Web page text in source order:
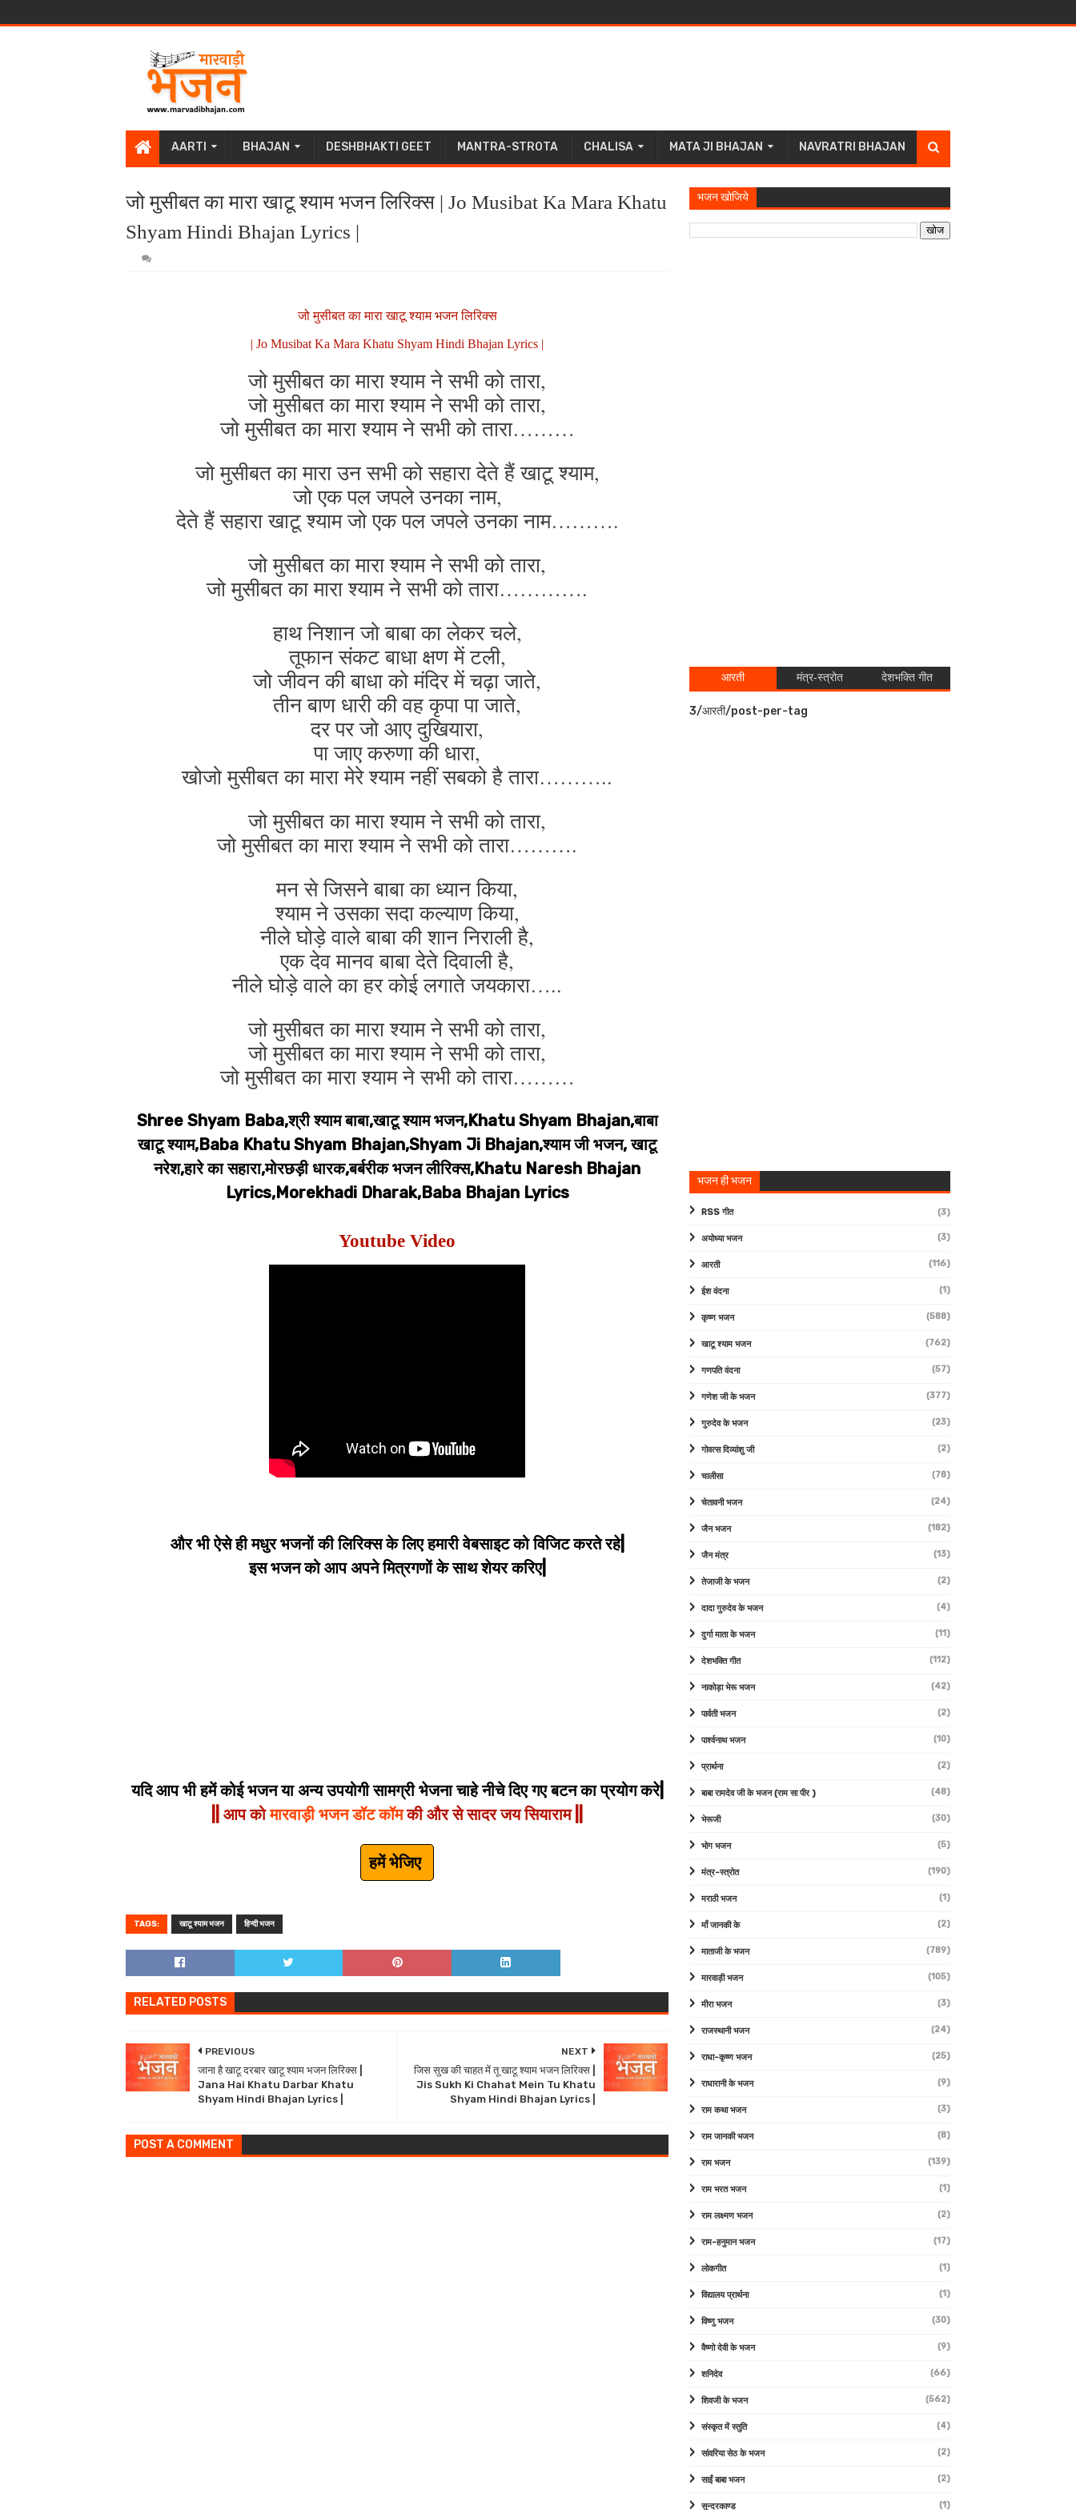
AARTI BHAJAN DESHBHAKTI GEET MANTRA-STROTA CHALISA MATA JI BHAJAN NAVRATRI BHAJAN
जो मुसीबत का मारा खाटू श्याम भजन लिरिक्स | Jo Musibat Ka Mara Khatu
Shyam Hindi Bhajan Lyrics |
जो मुसीबत का मारा खाटू श्याम भजन लिरिक्स
| Jo Musibat Ka Mara Khatu Shyam Hindi Bhajan Lyrics |
जो मुसीबत का मारा श्याम ने सभी को तारा,
जो मुसीबत का मारा श्याम ने सभी को तारा,
जो मुसीबत का मारा श्याम ने सभी को तारा………
जो मुसीबत का मारा उन सभी को सहारा देते हैं खाटू श्याम,
जो एक पल जपले उनका नाम,
देते हैं सहारा खाटू श्याम जो एक पल जपले उनका नाम……….
जो मुसीबत का मारा श्याम ने सभी को तारा,
जो मुसीबत का मारा श्याम ने सभी को तारा………….
हाथ निशान जो बाबा का लेकर चले,
तूफान संकट बाधा क्षण में टली,
जो जीवन की बाधा को मंदिर में चढ़ा जाते,
तीन बाण धारी की वह कृपा पा जाते,
दर पर जो आए दुखियारा,
पा जाए करुणा की धारा,
खोजो मुसीबत का मारा मेरे श्याम नहीं सबको है तारा………..
जो मुसीबत का मारा श्याम ने सभी को तारा,
जो मुसीबत का मारा श्याम ने सभी को तारा……….
मन से जिसने बाबा का ध्यान किया,
श्याम ने उसका सदा कल्याण किया,
नीले घोड़े वाले बाबा की शान निराली है,
एक देव मानव बाबा देते दिवाली है,
नीले घोड़े वाले का हर कोई लगाते जयकारा…..
जो मुसीबत का मारा श्याम ने सभी को तारा,
जो मुसीबत का मारा श्याम ने सभी को तारा,
जो मुसीबत का मारा श्याम ने सभी को तारा………
Shree Shyam Baba,श्री श्याम बाबा,खाटू श्याम भजन,Khatu Shyam Bhajan,बाबा
खाटू श्याम,Baba Khatu Shyam Bhajan,Shyam Ji Bhajan,श्याम जी भजन, खाटू
नरेश,हारे का सहारा,मोरछड़ी धारक,बर्बरीक भजन लीरिक्स,Khatu Naresh Bhajan
Lyrics,Morekhadi Dharak,Baba Bhajan Lyrics
Youtube Video
और भी ऐसे ही मधुर भजनों की लिरिक्स के लिए हमारी वेबसाइट को विजिट करते रहे|
इस भजन को आप अपने मित्रगणों के साथ शेयर करिए|
यदि आप भी हमें कोई भजन या अन्य उपयोगी सामग्री भेजना चाहे नीचे दिए गए बटन का प्रयोग करे|
|| आप कोमारवाड़ी भजन डॉट कॉमकी और से सादर जय सियाराम ||
हमें भेजिए
TAGS: खाटू श्याम भजन हिन्दी भजन
RELATED POSTS
NEXT
जिस सुख की चाहत में तू खाटू श्याम भजन लिरिक्स |
Jis Sukh Ki Chahat Mein Tu Khatu
Shyam Hindi Bhajan Lyrics |
PREVIOUS
जाना है खाटू दरबार खाटू श्याम भजन लिरिक्स |
Jana Hai Khatu Darbar Khatu
Shyam Hindi Bhajan Lyrics |
POST A COMMENT
भजन खोजिये
आरती मंत्र-स्त्रोत देशभक्ति गीत
3/आरती/post-per-tag
भजन ही भजन
RSS गीत (3)
अयोध्या भजन (3)
आरती (116)
ईश वंदना (1)
कृष्ण भजन (588)
खाटू श्याम भजन (762)
गणपति वंदना (57)
गणेश जी के भजन (377)
गुरुदेव के भजन (23)
गोवत्स दिव्यांशु जी (2)
चालीसा (78)
चेतावनी भजन (24)
जैन भजन (182)
जैन मंत्र (13)
तेजाजी के भजन (2)
दादा गुरुदेव के भजन (4)
दुर्गा माता के भजन (11)
देशभक्ति गीत (112)
नाकोड़ा भेरू भजन (42)
पार्वती भजन (2)
पार्श्वनाथ भजन (10)
प्रार्थना (2)
बाबा रामदेव जी के भजन (राम सा पीर ) (48)
भेरूजी (30)
भोग भजन (5)
मंत्र-स्त्रोत (190)
मराठी भजन (1)
माँ जानकी के (2)
माताजी के भजन (789)
मारवाड़ी भजन (105)
मीरा भजन (3)
राजस्थानी भजन (24)
राधा-कृष्ण भजन (25)
राधारानी के भजन (9)
राम कथा भजन (3)
राम जानकी भजन (8)
राम भजन (139)
राम भरत भजन (1)
राम लक्ष्मण भजन (2)
राम-हनुमान भजन (17)
लोकगीत (1)
विद्यालय प्रार्थना (1)
विष्णु भजन (30)
वैष्णो देवी के भजन (9)
शनिदेव (66)
शिवजी के भजन (562)
संस्कृत में स्तुति (4)
सांवरिया सेठ के भजन (2)
साईं बाबा भजन (2)
सुन्दरकाण्ड (1)